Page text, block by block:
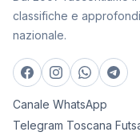
classifiche e
nazionale.
Canale WhatsApp
Telegram Toscana